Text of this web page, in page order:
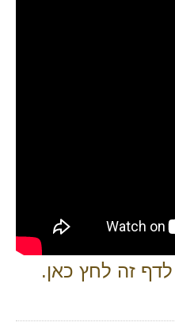
לדף זה לחץ כאן.